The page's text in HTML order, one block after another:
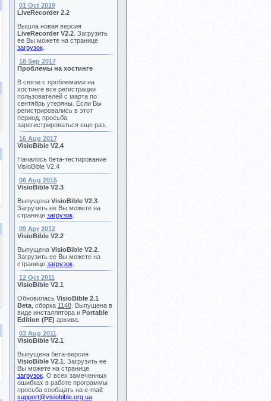
01 Oct 2019
LiveRecorder 2.2
Вышла новая версия
LiveRecorder V2.2. Загрузить
ее Вы можете на странице
загрузок.
18 Sep 2017
Проблемы на хостинге
В связи с проблемами на
хостинге все регистрации
пользователей с марта по
сентябрь утеряны. Если Вы
регистрировались в этот
период, просьба
зарегистрироваться еще раз.
16 Aug 2017
VisioBible V2.4
Началось бета-тестирование
VisioBible V2.4
06 Aug 2015
VisioBible V2.3
Выпущена VisioBible V2.3.
Загрузить ее Вы можете на
странице загрузок.
09 Apr 2012
VisioBible V2.2
Выпущена VisioBible V2.2.
Загрузить ее Вы можете на
странице загрузок.
12 Oct 2011
VisioBible V2.1
Обновилась VisioBible 2.1
Beta, сборка 1148. Выпущена в
виде инсталлятора и Portable
Edition (PE) архива.
03 Aug 2011
VisioBible V2.1
Выпущена бета-версия
VisioBible V2.1 . Загрузить ее
Вы можете на странице
загрузок. О всех замеченных
ошибках в работе программы
просьба сообщать на e-mail:
support@visiobible.org.ua.